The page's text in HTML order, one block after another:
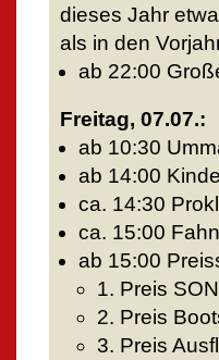
dieses Jahr
als in den
ab 22:00
Freitag, 07.07.:
ab 10:30
ab 14:00
ca. 14:30
ca. 15:00
ab 15:00
1. Preis
2. Preis
3. Preis